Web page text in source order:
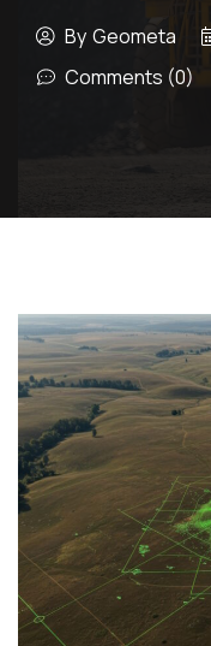
By Geometa
Comments (0)